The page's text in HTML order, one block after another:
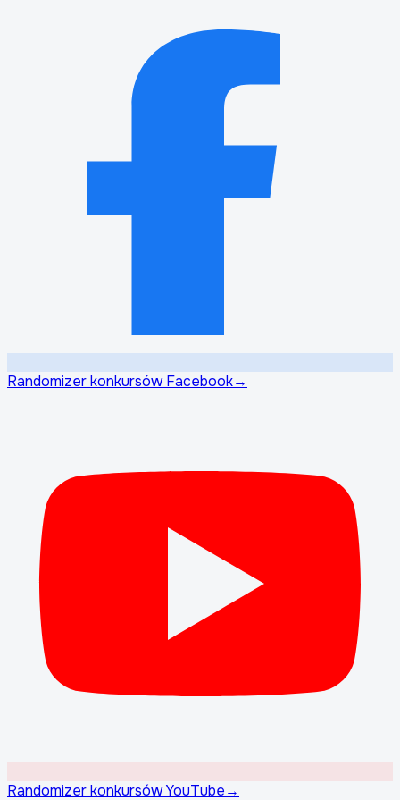
Randomizer konkursów Facebook→
Randomizer konkursów YouTube→